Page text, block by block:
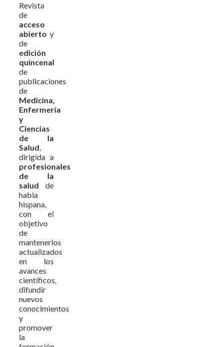
Revista
de
acceso
abierto y
de
edición
quincenal
de
publicaciones
de
Medicina,
Enfermería
y
Ciencias
de la
Salud,
dirigida a
profesionales
de la
salud de
habla
hispana,
con el
objetivo
de
mantenerlos
actualizados
en los
avances
científicos,
difundir
nuevos
conocimientos
y
promover
la